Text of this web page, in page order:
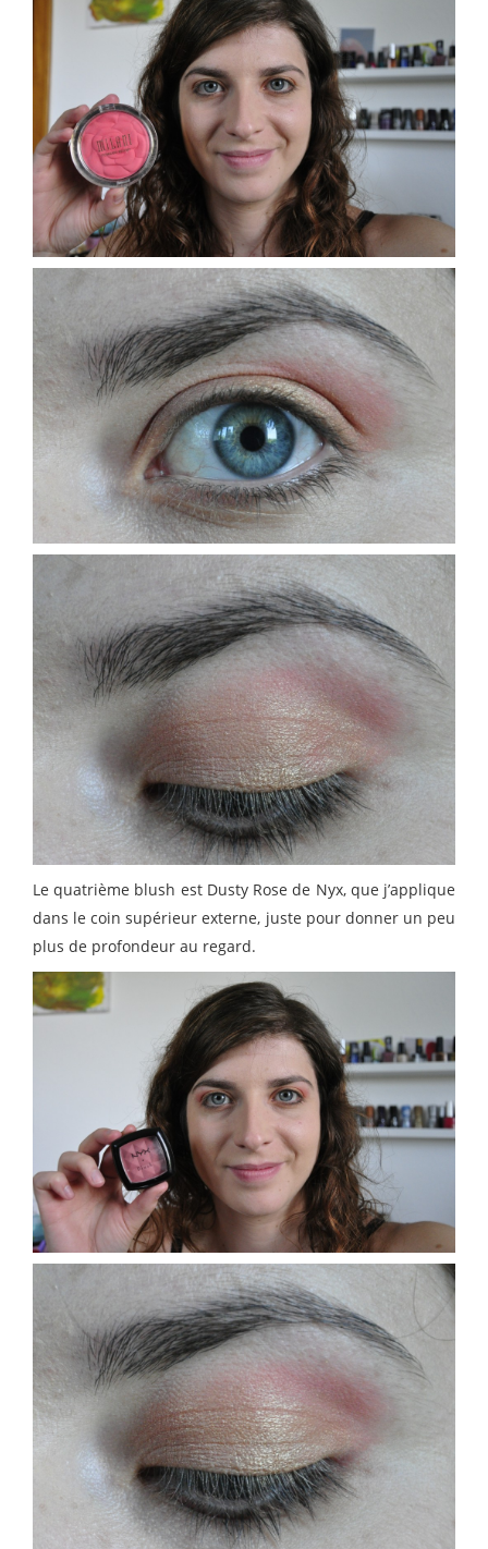
Le quatrième blush est Dusty Rose de Nyx, que j’applique
dans le coin supérieur externe, juste pour donner un peu
plus de profondeur au regard.